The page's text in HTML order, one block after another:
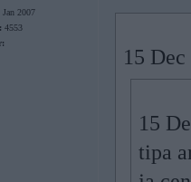
Jan 2007
4553
15
15
tipa